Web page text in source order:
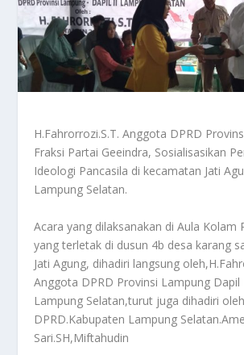
H.Fahrorrozi.S.T. Anggota DPRD
Fraksi Partai Geeindra, Sosialisasikan
Ideologi Pancasila di kecamatan Jati
Lampung Selatan.
Acara yang dilaksanakan di Aula Kolam
yang terletak di dusun 4b desa karang
Jati Agung, dihadiri langsung
Anggota DPRD Provinsi Lampung Dapil
Lampung Selatan,turut juga dihadiri
DPRD.Kabupaten Lampung
Sari.SH,Miftahudin